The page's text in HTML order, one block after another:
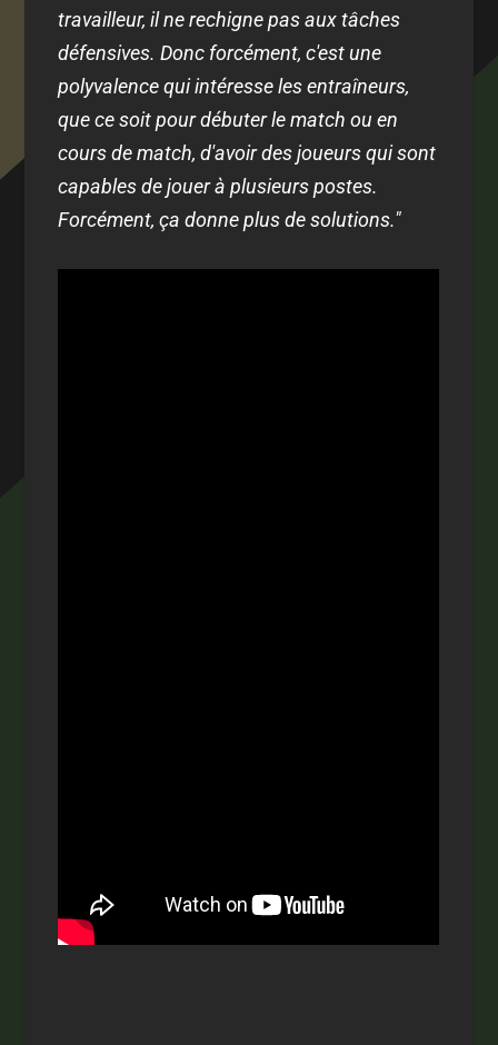
travailleur, il ne rechigne pas aux tâches
défensives. Donc forcément, c'est une
polyvalence qui intéresse les entraîneurs,
que ce soit pour débuter le match ou en
cours de match, d'avoir des joueurs qui sont
capables de jouer à plusieurs postes.
Forcément, ça donne plus de solutions."